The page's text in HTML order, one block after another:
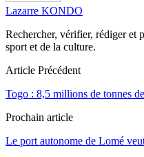
Lazarre KONDO
Rechercher, vérifier, rédiger et
sport et de la culture.
Article Précédent
Togo : 8,5 millions de tonnes
Prochain article
Le port autonome de Lomé